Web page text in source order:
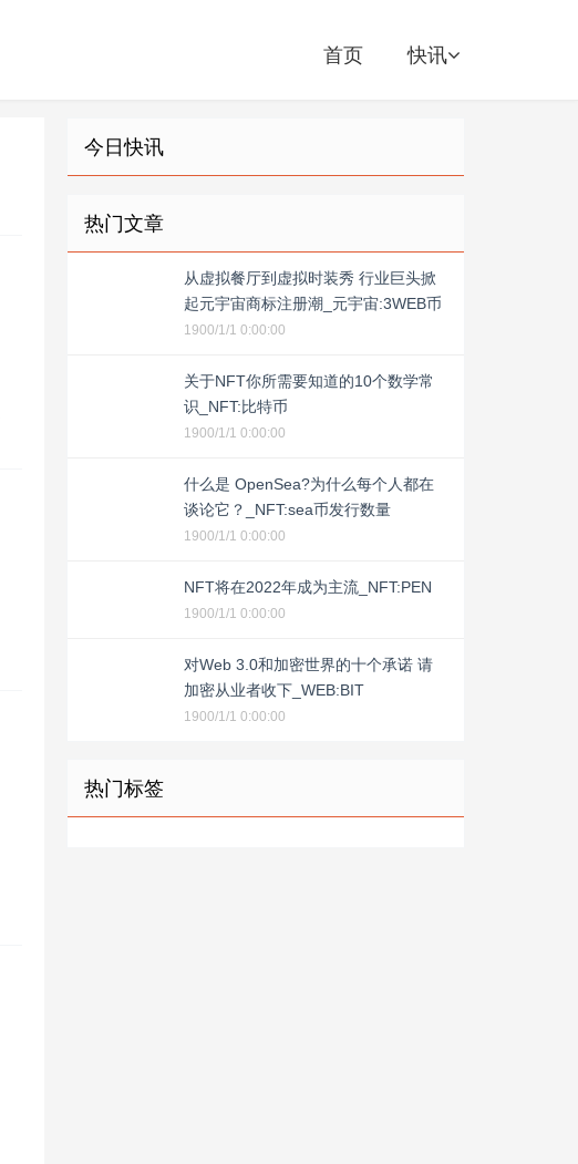
首页 快讯
今日快讯
热门文章
从虚拟餐厅到虚拟时装秀 行业巨头掀
起元宇宙商标注册潮_元宇宙:3WEB币
1900/1/1 0:00:00
关于NFT你所需要知道的10个数学常
识_NFT:比特币
1900/1/1 0:00:00
什么是 OpenSea?为什么每个人都在
谈论它？_NFT:sea币发行数量
1900/1/1 0:00:00
NFT将在2022年成为主流_NFT:PEN
1900/1/1 0:00:00
对Web 3.0和加密世界的十个承诺 请
加密从业者收下_WEB:BIT
1900/1/1 0:00:00
热门标签